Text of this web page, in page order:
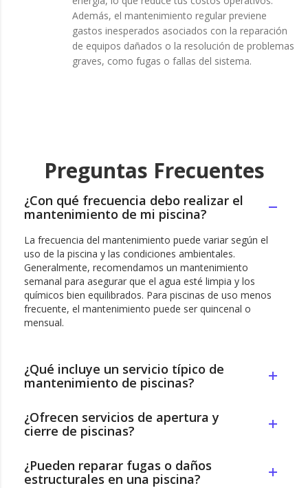
Además, el mantenimiento regular previene
gastos inesperados asociados con la reparación
de equipos dañados o la resolución de problemas
graves, como fugas o fallas del sistema.
Preguntas Frecuentes
¿Con qué frecuencia debo realizar el
mantenimiento de mi piscina?
La frecuencia del mantenimiento puede variar según el
uso de la piscina y las condiciones ambientales.
Generalmente, recomendamos un mantenimiento
semanal para asegurar que el agua esté limpia y los
químicos bien equilibrados. Para piscinas de uso menos
frecuente, el mantenimiento puede ser quincenal o
mensual.
¿Qué incluye un servicio típico de
mantenimiento de piscinas?
¿Ofrecen servicios de apertura y
cierre de piscinas?
¿Pueden reparar fugas o daños
estructurales en una piscina?